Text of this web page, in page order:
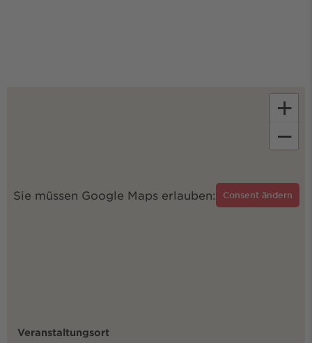
Sie müssen Google Maps erlauben: Consent ändern
+
−
Veranstaltungsort